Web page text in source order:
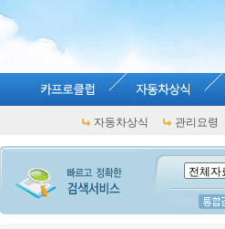
자동차상식 관리요령